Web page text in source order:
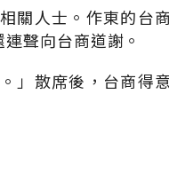
關人士。作東的台
聲向台商道謝。
」散席後，台商得